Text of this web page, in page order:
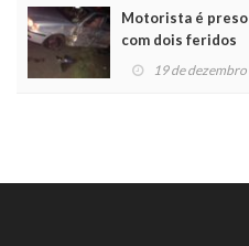
Motorista é
com dois feridos
19 de